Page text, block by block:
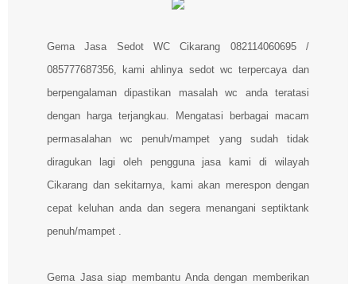
Gema Jasa Sedot WC Cikarang 082114060695 /
085777687356, kami ahlinya sedot wc terpercaya dan
berpengalaman dipastikan masalah wc anda teratasi
dengan harga terjangkau. Mengatasi berbagai macam
permasalahan wc penuh/mampet yang sudah tidak
diragukan lagi oleh pengguna jasa kami di wilayah
Cikarang dan sekitarnya, kami akan merespon dengan
cepat keluhan anda dan segera menangani septiktank
penuh/mampet .
Gema Jasa siap membantu Anda dengan memberikan